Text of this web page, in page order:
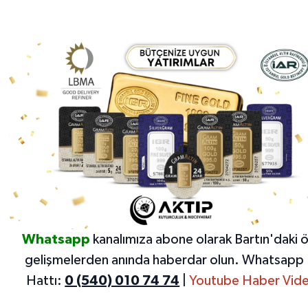
Whatsapp kanalımıza abone olarak Bartın'daki
gelişmelerden anında haberdar olun. Whatsapp
Hattı: 0 (540) 010 74 74 Youtube Haber